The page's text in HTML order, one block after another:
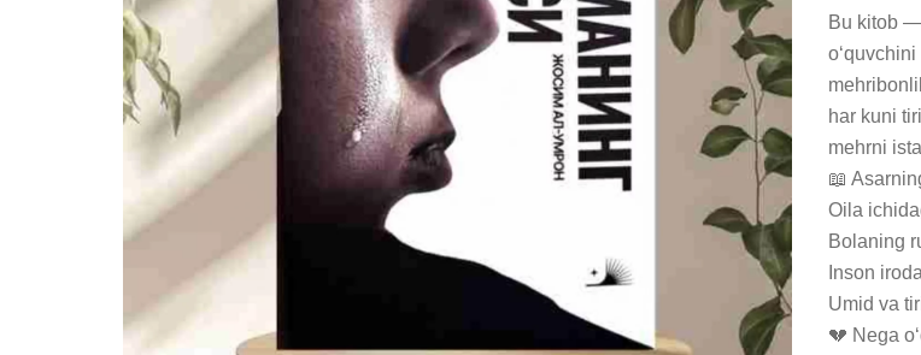
Bu kitob
har kuni
mehrni
📖
Oila
Bolaning
Inson
Umid va
💔 Nega